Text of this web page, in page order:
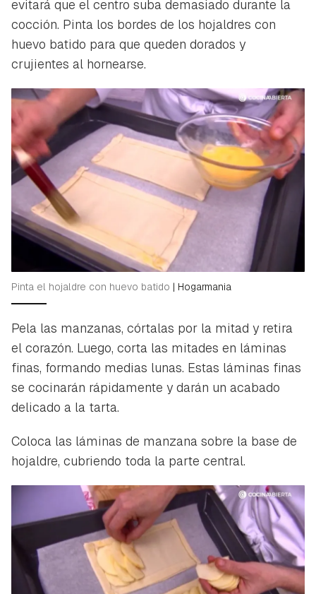
evitará que el centro suba demasiado durante la
cocción. Pinta los bordes de los hojaldres con
huevo batido para que queden dorados y
crujientes al hornearse.
Pinta el hojaldre con huevo batido | Hogarmania
Pela las manzanas, córtalas por la mitad y retira
el corazón. Luego, corta las mitades en láminas
finas, formando medias lunas. Estas láminas finas
se cocinarán rápidamente y darán un acabado
delicado a la tarta.
Coloca las láminas de manzana sobre la base de
hojaldre, cubriendo toda la parte central.